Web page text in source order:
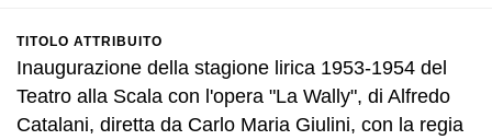
TITOLO ATTRIBUITO
Inaugurazione della stagione lirica 1953-1954 del
Teatro alla Scala con l'opera "La Wally", di Alfredo
Catalani, diretta da Carlo Maria Giulini, con la regia